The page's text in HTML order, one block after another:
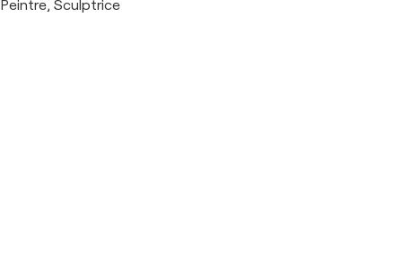
Peintre, Sculptrice